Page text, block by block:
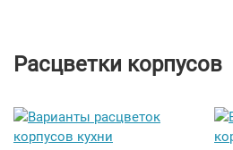
Расцветки корпусов